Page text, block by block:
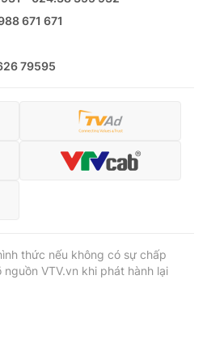
671 671
79595
thức nếu không có sự chấp
VTV.vn khi phát hành lại